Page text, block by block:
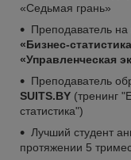
«Седьмая грань»
Преподаватель
«Бизнес-
«Управленческая
Преподаватель
SUITS.BY (тренинг
статистика")
Лучший студент
протяжении 5